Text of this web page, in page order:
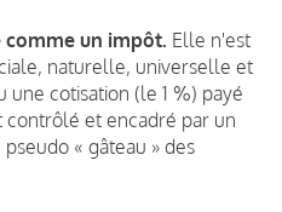
comme un impôt. Elle n'est
naturelle, universelle et
cotisation (le 1 %) payé
et encadré par un
« gâteau » des